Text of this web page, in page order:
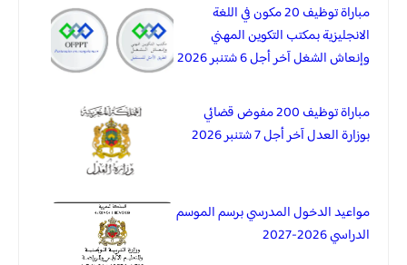
مباراة توظيف 20 مكون في اللغة
الانجليزية بمكتب التكوين المهني
وإنعاش الشغل آخر أجل 6 شتنبر 2026
مباراة توظيف 200 مفوض قضائي
بوزارة العدل آخر أجل 7 شتنبر 2026
مواعيد الدخول المدرسي برسم الموسم
الدراسي 2026-2027